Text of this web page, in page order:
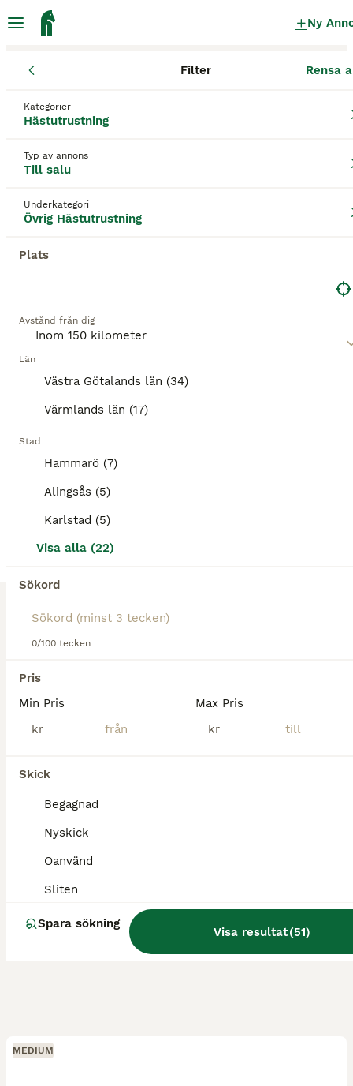
Ny
Filter Rensa
Kategorier
Hästutrustning
Typ av annons
Till salu
Underkategori
Övrig Hästutrustning
Plats
Avstånd från dig
Län
Västra Götalands län (34)
Värmlands län (17)
Stad
Hammarö (7)
Alingsås (5)
Karlstad (5)
Visa alla (22)
Sökord
0/100 tecken
Pris
Min Pris
kr
Max Pris
kr
Skick
Begagnad
Nyskick
Oanvänd
Sliten
Spara sökning
Visa resultat(51)
Övrig Hästutrustning till salu
Spara sökning
Skick
Övrig Hästutrustning
BegagnadMassage Pad
(133.3km)
MEDIUM